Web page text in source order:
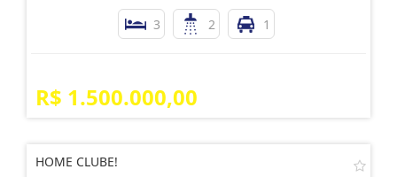
3 2 1
R$ 1.500.000,00
HOME CLUBE!